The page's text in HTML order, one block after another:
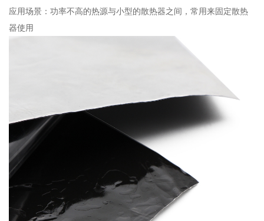
应用场景：功率不高的热源与小型的散热器之间，常用来固定散热
器使用